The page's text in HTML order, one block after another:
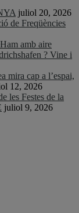
juliol 20, 2026
de Freqüències
amb aire
? Vine i
cap a l’espai,
12, 2026
les Festes de la
juliol 9, 2026